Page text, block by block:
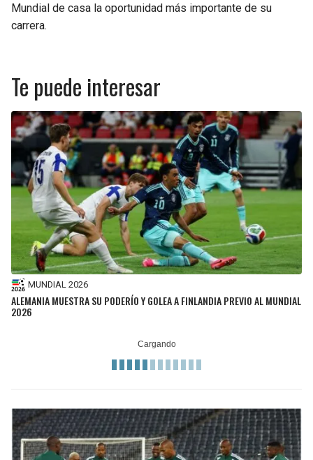
Mundial de casa la oportunidad más importante de su
carrera.
Te puede interesar
MUNDIAL 2026
ALEMANIA MUESTRA SU PODERÍO Y GOLEA A FINLANDIA PREVIO AL MUNDIAL
2026